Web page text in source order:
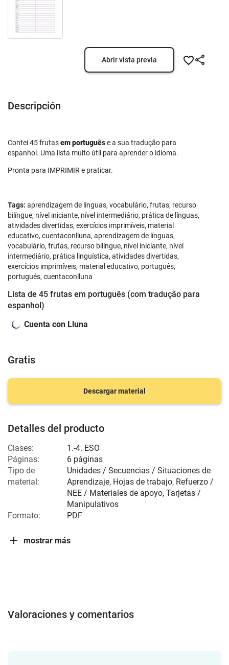
Abrir vista previa
Descripción
Contei 45 frutasem portuguêse a sua tradução para
espanhol. Uma lista muito útil para aprender o idioma.
Pronta para IMPRIMIR e praticar.
Tags: aprendizagem de línguas, vocabulário, frutas, recurso
bilíngue, nível iniciante, nível intermediário, prática de línguas,
atividades divertidas, exercícios imprimíveis, material
educativo, cuentaconlluna, aprendizagem de línguas,
vocabulário, frutas, recurso bilíngue, nível iniciante, nível
intermediário, prática linguística, atividades divertidas,
exercícios imprimíveis, material educativo, português,
portugués, cuentaconlluna
Lista de 45 frutas em português (com tradução para
espanhol)
Cuenta con Lluna
Gratis
Descargar material
Detalles del producto
Clases:
1.-4. ESO
Páginas:
6 páginas
Tipo de
material:
Unidades / Secuencias / Situaciones de
Aprendizaje, Hojas de trabajo, Refuerzo /
NEE / Materiales de apoyo, Tarjetas /
Manipulativos
Formato:
PDF
mostrar más
Valoraciones y comentarios